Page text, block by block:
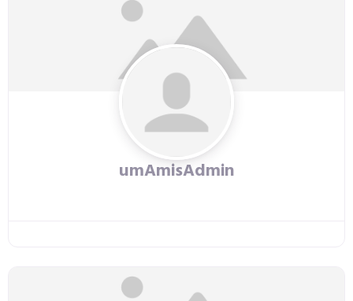
umAmisAdmin